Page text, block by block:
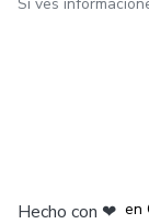
Hecho con ❤ en